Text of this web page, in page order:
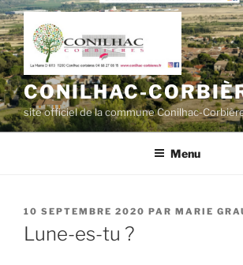
Aller
au
contenu
principal
CONILHAC-
site officiel de la commune Conilhac-
Menu
PUBLIÉ
LE
10 SEPTEMBRE 2020 PAR MARIE
Lune-es-tu ?